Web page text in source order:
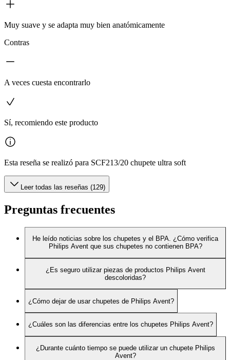
Muy suave y se adapta muy bien anatómicamente
Contras
A veces cuesta encontrarlo
Sí, recomiendo este producto
Esta reseña se realizó para SCF213/20 chupete ultra soft
Leer todas las reseñas (129)
Preguntas frecuentes
He leído noticias sobre los chupetes y el BPA. ¿Cómo verifica
Philips Avent que sus chupetes no contienen BPA?
¿Es seguro utilizar piezas de productos Philips Avent
descoloridas?
¿Cómo dejar de usar chupetes de Philips Avent?
¿Cuáles son las diferencias entre los chupetes Philips Avent?
¿Durante cuánto tiempo se puede utilizar un chupete Philips
Avent?